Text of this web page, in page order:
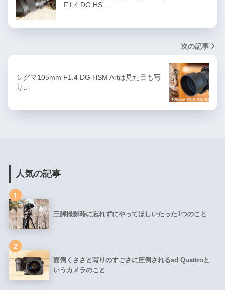
F1.4 DG HS…
次の記事
シグマ105mm F1.4 DG HSM Artは見た目も写
り…
人気の記事
1
三脚撮影時に忘れずにやってほしいたった1つのこと
2
面倒くささと写りのすごさに圧倒されるsd Quattroと
いうカメラのこと